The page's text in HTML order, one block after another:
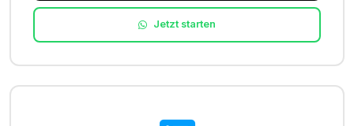
Jetzt starten